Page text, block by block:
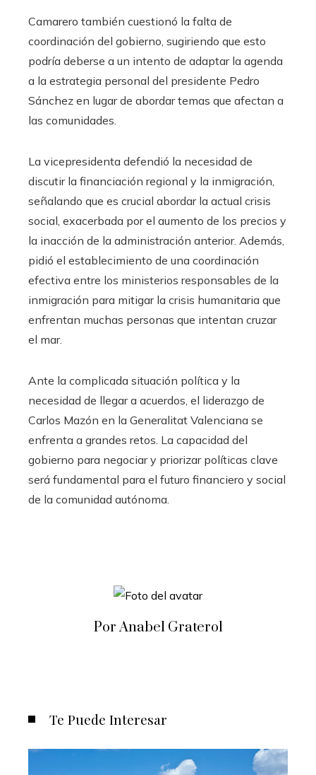
Camarero también cuestionó la falta de
coordinación del gobierno, sugiriendo que esto
podría deberse a un intento de adaptar la agenda
a la estrategia personal del presidente Pedro
Sánchez en lugar de abordar temas que afectan a
las comunidades.
La vicepresidenta defendió la necesidad de
discutir la financiación regional y la inmigración,
señalando que es crucial abordar la actual crisis
social, exacerbada por el aumento de los precios y
la inacción de la administración anterior. Además,
pidió el establecimiento de una coordinación
efectiva entre los ministerios responsables de la
inmigración para mitigar la crisis humanitaria que
enfrentan muchas personas que intentan cruzar
el mar.
Ante la complicada situación política y la
necesidad de llegar a acuerdos, el liderazgo de
Carlos Mazón en la Generalitat Valenciana se
enfrenta a grandes retos. La capacidad del
gobierno para negociar y priorizar políticas clave
será fundamental para el futuro financiero y social
de la comunidad autónoma.
Por Anabel Graterol
Te Puede Interesar